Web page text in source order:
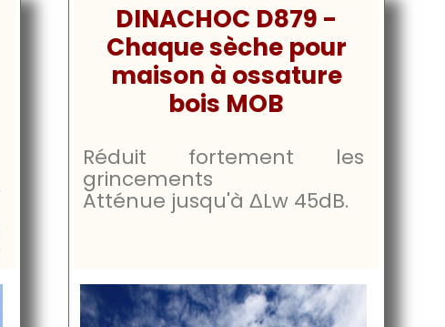
DINACHOC D879 -
Chaque sèche pour
maison à ossature
bois MOB
Réduit fortement les
grincements
Atténue jusqu'àΔLw 45dB.